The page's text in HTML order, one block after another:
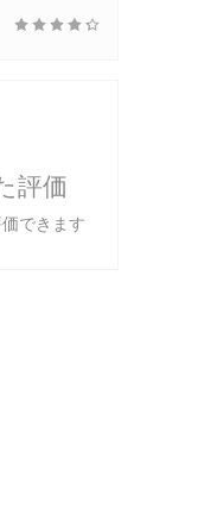
評価
できます